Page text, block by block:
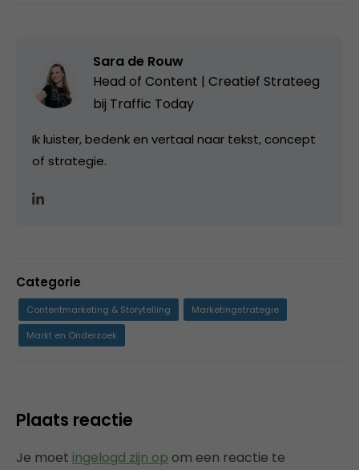
Sara de Rouw
Head of Content | Creatief Strateeg
bij Traffic Today
Ik luister, bedenk en vertaal naar tekst, concept
of strategie.
Categorie
Contentmarketing & Storytelling
Marketingstrategie
Markt en Onderzoek
Plaats reactie
Je moet ingelogd zijn op om een reactie te